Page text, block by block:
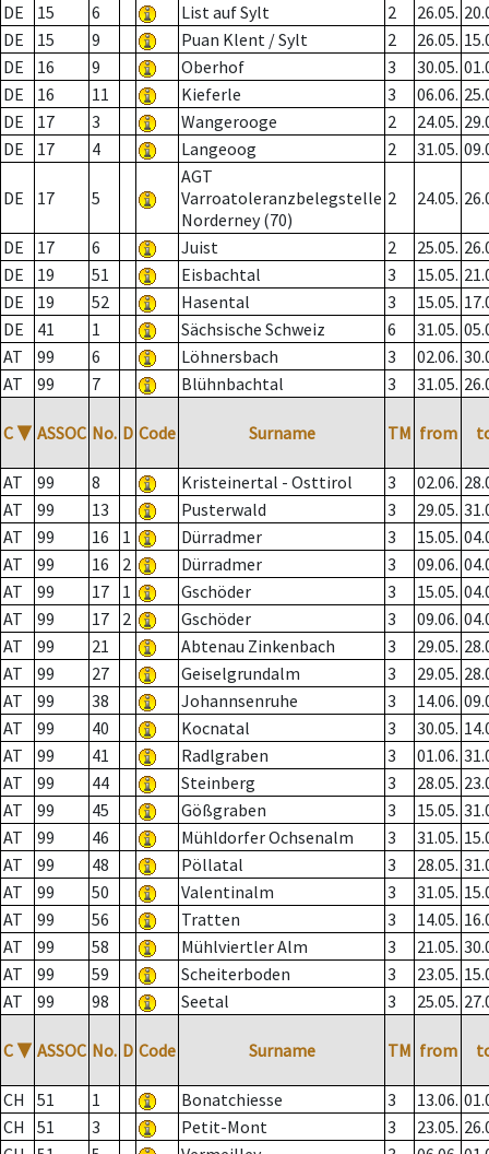
DE
15 6 List auf Sylt 2 26.05.
DE
15 9 Puan Klent / Sylt 2 26.05.
DE
16 9 Oberhof 3 30.05.
DE
16 11 Kieferle 3 06.06.
DE
17 3 Wangerooge 2 24.05.
DE
17 4 Langeoog 2 31.05.
DE 17 5
AGT
Varroatoleranzbelegstelle
Norderney (70)
2 24.05.
DE 17 6 Juist 2 25.05.
DE
19 51 Eisbachtal 3 15.05.
DE
19 52 Hasental 3 15.05.
DE
41 1 Sächsische Schweiz 6 31.05.
AT
99 6 Löhnersbach 3 02.06.
AT
99 7 Blühnbachtal 3 31.05.
C ▼ ASSOC No. D Code Surname TM from
AT 99 8 Kristeinertal - Osttirol 3 02.06.
AT
99 13 Pusterwald 3 29.05.
AT
99 16 1 Dürradmer 3 15.05.
AT
99 16 2 Dürradmer 3 09.06.
AT
99 17 1 Gschöder 3 15.05.
AT
99 17 2 Gschöder 3 09.06.
AT
99 21 Abtenau Zinkenbach 3 29.05.
AT
99 27 Geiselgrundalm 3 29.05.
AT
99 38 Johannsenruhe 3 14.06.
AT
99 40 Kocnatal 3 30.05.
AT
99 41 Radlgraben 3 01.06.
AT
99 44 Steinberg 3 28.05.
AT
99 45 Gößgraben 3 15.05.
AT
99 46 Mühldorfer Ochsenalm 3 31.05.
AT
99 48 Pöllatal 3 28.05.
AT
99 50 Valentinalm 3 31.05.
AT
99 56 Tratten 3 14.05.
AT
99 58 Mühlviertler Alm 3 21.05.
AT
99 59 Scheiterboden 3 23.05.
AT
99 98 Seetal 3 25.05.
C ▼ ASSOC No. D Code Surname TM from
CH 51 1 Bonatchiesse 3 13.06.
CH
51 3 Petit-Mont 3 23.05.